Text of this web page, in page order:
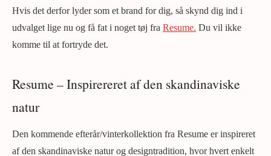
Hvis det derfor lyder som et brand for dig, så skynd dig ind i
udvalget lige nu og få fat i noget tøj fra Resume. Du vil ikke
komme til at fortryde det.
Resume – Inspirereret af den skandinaviske
natur
Den kommende efterår/vinterkollektion fra Resume er inspireret
af den skandinaviske natur og designtradition, hvor hvert enkelt